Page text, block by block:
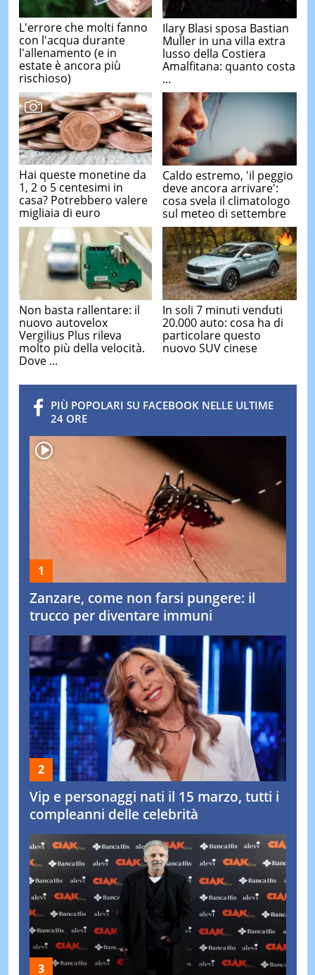
L'errore che molti fanno
con l'acqua durante
l'allenamento (e in
estate è ancora più
rischioso)
Ilary Blasi sposa Bastian
Muller in una villa extra
lusso della Costiera
Amalfitana: quanto costa
...
Hai queste monetine da
1, 2 o 5 centesimi in
casa? Potrebbero valere
migliaia di euro
Caldo estremo, 'il peggio
deve ancora arrivare':
cosa svela il climatologo
sul meteo di settembre
Non basta rallentare: il
nuovo autovelox
Vergilius Plus rileva
molto più della velocità.
Dove ...
In soli 7 minuti venduti
20.000 auto: cosa ha di
particolare questo
nuovo SUV cinese
PIÙ POPOLARI SU FACEBOOK NELLE ULTIME
24 ORE
Zanzare, come non farsi pungere: il
trucco per diventare immuni
Vip e personaggi nati il 15 marzo, tutti i
compleanni delle celebrità